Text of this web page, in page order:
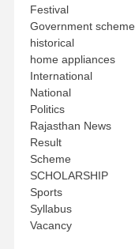
Festival
Government scheme
historical
home appliances
International
National
Politics
Rajasthan News
Result
Scheme
SCHOLARSHIP
Sports
Syllabus
Vacancy